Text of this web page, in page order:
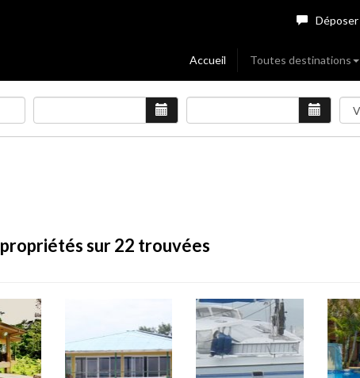
Accueil Toutes destinations
propriétés sur 22 trouvées